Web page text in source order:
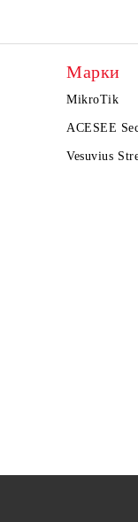
Марки
MikroTik
ACESEE
Vesuvius